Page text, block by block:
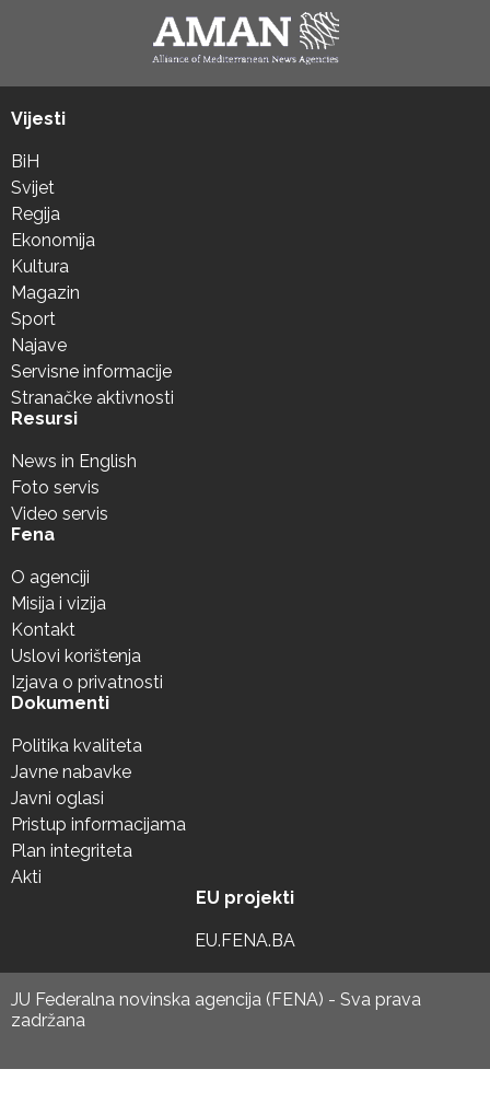
Vijesti
BiH
Svijet
Regija
Ekonomija
Kultura
Magazin
Sport
Najave
Servisne informacije
Stranačke aktivnosti
Resursi
News in English
Foto servis
Video servis
Fena
O agenciji
Misija i vizija
Kontakt
Uslovi korištenja
Izjava o privatnosti
Dokumenti
Politika kvaliteta
Javne nabavke
Javni oglasi
Pristup informacijama
Plan integriteta
Akti
EU projekti
EU.FENA.BA
JU Federalna novinska agencija (FENA) - Sva prava
zadržana